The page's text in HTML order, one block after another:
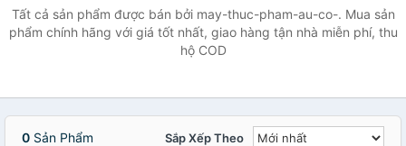
Tất cả sản phẩm được bán bởi may-thuc-pham-au-co-. Mua sản
phẩm chính hãng với giá tốt nhất, giao hàng tận nhà miễn phí, thu
hộ COD
0 Sản Phẩm Sắp Xếp Theo